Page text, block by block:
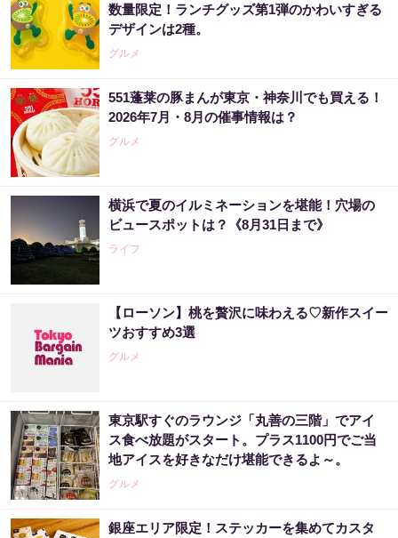
数量限定！ランチグッズ第1弾のかわいすぎる
デザインは2種。
グルメ
551蓬莱の豚まんが東京・神奈川でも買える！
2026年7月・8月の催事情報は？
グルメ
横浜で夏のイルミネーションを堪能！穴場の
ビュースポットは？《8月31日まで》
ライフ
【ローソン】桃を贅沢に味わえる♡新作スイー
ツおすすめ3選
グルメ
東京駅すぐのラウンジ「丸善の三階」でアイ
ス食べ放題がスタート。プラス1100円でご当
地アイスを好きなだけ堪能できるよ～。
グルメ
銀座エリア限定！ステッカーを集めてカスタ